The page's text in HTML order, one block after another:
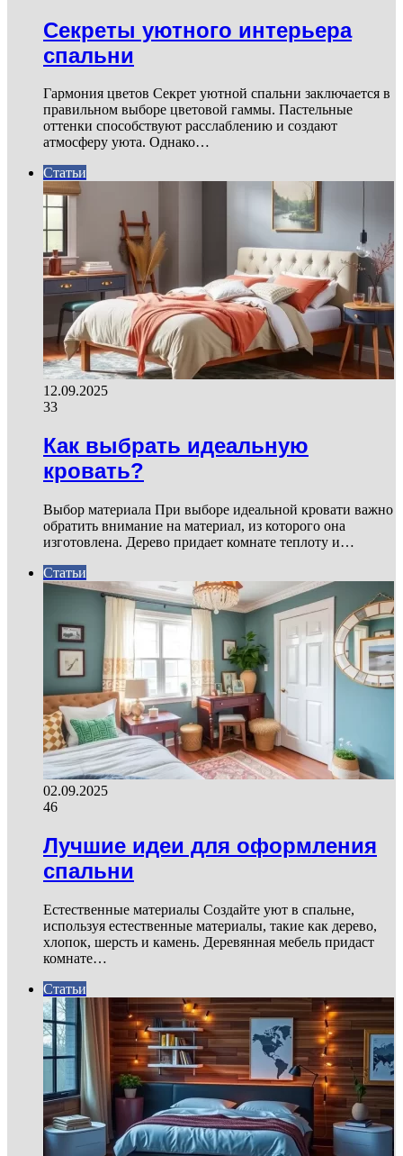
Секреты уютного интерьера
спальни
Гармония цветов Секрет уютной спальни заключается в
правильном выборе цветовой гаммы. Пастельные
оттенки способствуют расслаблению и создают
атмосферу уюта. Однако…
Статьи
12.09.2025
33
Как выбрать идеальную
кровать?
Выбор материала При выборе идеальной кровати важно
обратить внимание на материал, из которого она
изготовлена. Дерево придает комнате теплоту и…
Статьи
02.09.2025
46
Лучшие идеи для оформления
спальни
Естественные материалы Создайте уют в спальне,
используя естественные материалы, такие как дерево,
хлопок, шерсть и камень. Деревянная мебель придаст
комнате…
Статьи